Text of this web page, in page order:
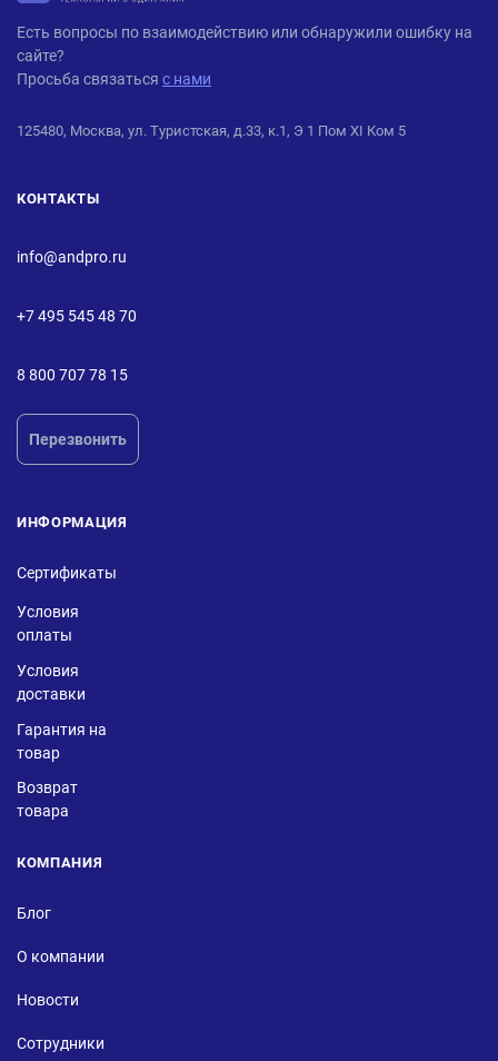
ANDPRO
Есть вопросы по взаимодействию или обнаружили ошибку на
сайте?
Просьба связаться с нами
125480, Москва, ул. Туристская, д.33, к.1, Э 1 Пом XI Ком 5
КОНТАКТЫ
info@andpro.ru
+7 495 545 48 70
8 800 707 78 15
Перезвонить
ИНФОРМАЦИЯ
Сертификаты
Условия
оплаты
Условия
доставки
Гарантия на
товар
Возврат
товара
КОМПАНИЯ
Блог
О компании
Новости
Сотрудники